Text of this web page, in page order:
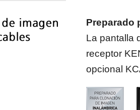
Preparado
La pantalla
receptor
opcional